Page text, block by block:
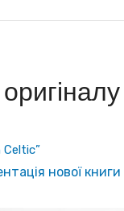
Celtic”
нової